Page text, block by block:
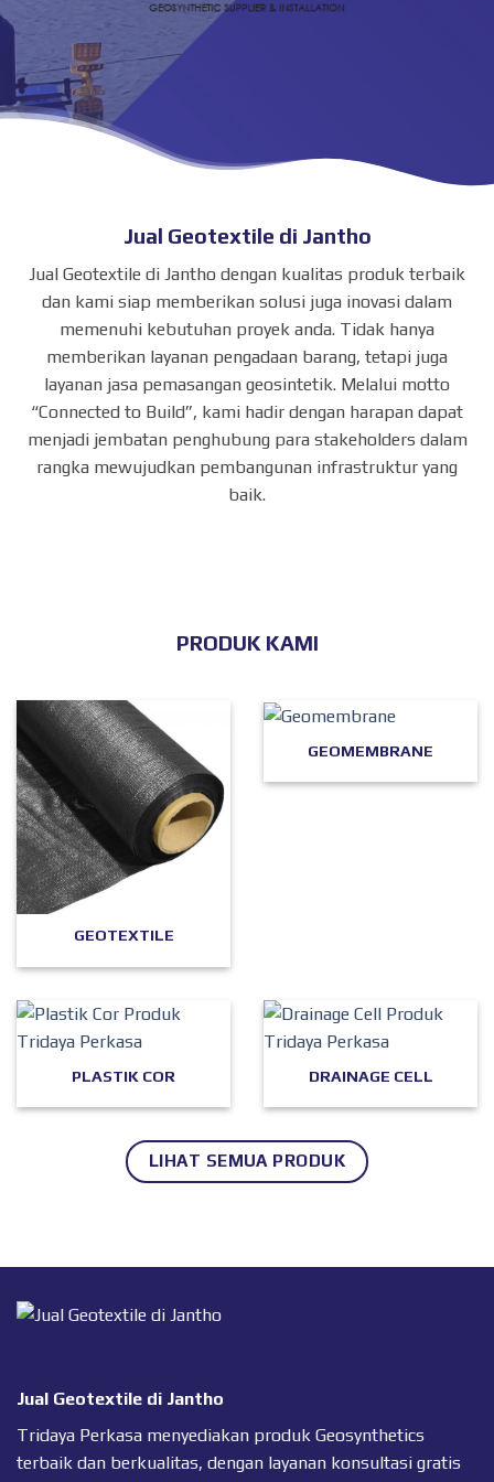
Jual Geotextile di Jantho
Jual Geotextile di Jantho dengan kualitas produk terbaik
dan kami siap memberikan solusi juga inovasi dalam
memenuhi kebutuhan proyek anda. Tidak hanya
memberikan layanan pengadaan barang, tetapi juga
layanan jasa pemasangan geosintetik. Melalui motto
“Connected to Build”, kami hadir dengan harapan dapat
menjadi jembatan penghubung para stakeholders dalam
rangka mewujudkan pembangunan infrastruktur yang
baik.
PRODUK KAMI
GEOTEXTILE
GEOMEMBRANE
PLASTIK COR DRAINAGE CELL
LIHAT SEMUA PRODUK
Jual Geotextile di Jantho
Tridaya Perkasa menyediakan produk Geosynthetics
terbaik dan berkualitas, dengan layanan konsultasi gratis